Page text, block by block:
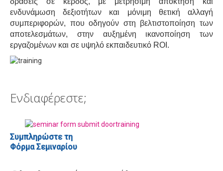
ενδυνάμωση δεξιοτήτων και μόνιμη θετική αλλαγή
συμπεριφορών, που οδηγούν στη βελτιστοποίηση των
αποτελεσμάτων, στην αυξημένη ικανοποίηση των
εργαζομένων και σε υψηλό εκπαιδευτικό ROI.
Ενδιαφέρεστε;
Συμπληρώστε τη
Φόρμα Σεμιναρίου